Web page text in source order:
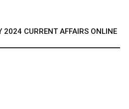
2024 CURRENT AFFAIRS ONLINE